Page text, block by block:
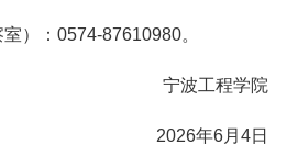
）：0574-87610980。
宁波工程学院
2026年6月4日